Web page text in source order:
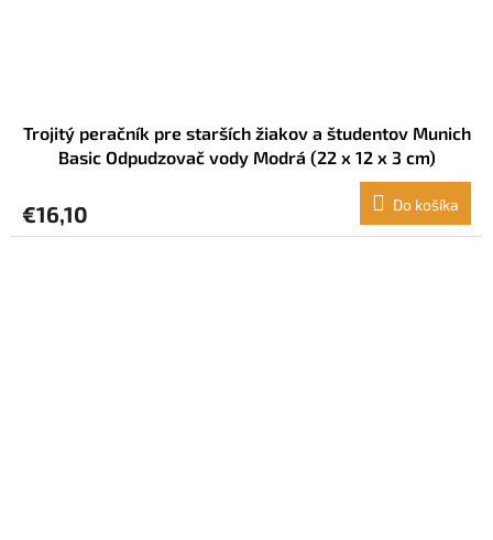
Trojitý peračník pre starších žiakov a študentov Munich
Basic Odpudzovač vody Modrá (22 x 12 x 3 cm)
€16,10 Do košíka